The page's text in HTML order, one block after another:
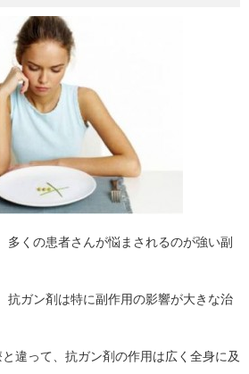
多くの患者さんが悩まされるのが強い副
抗ガン剤は特に副作用の影響が大きな治
違って、抗ガン剤の作用は広く全身に及